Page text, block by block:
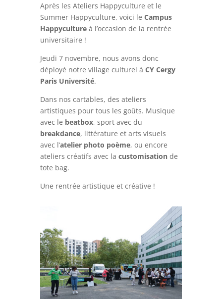
Après les Ateliers Happyculture et le
Summer Happyculture, voici le Campus
Happycultureà l’occasion de la rentrée
universitaire !
Jeudi 7 novembre, nous avons donc
déployé notre village culturel à CY Cergy
Paris Université.
Dans nos cartables, des ateliers
artistiques pour tous les goûts. Musique
avec le beatbox, sport avec du
breakdance, littérature et arts visuels
avec l’atelier photo poème, ou encore
ateliers créatifs avec la customisationde
tote bag.
Une rentrée artistique et créative !